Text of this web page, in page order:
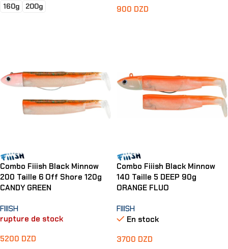
160g 200g
900 DZD
Combo Fiiish Black Minnow
200 Taille 6 Off Shore 120g
CANDY GREEN
FIIISH
rupture de stock
5200 DZD
Combo Fiiish Black Minnow
140 Taille 5 DEEP 90g
ORANGE FLUO
FIIISH
En stock
3700 DZD